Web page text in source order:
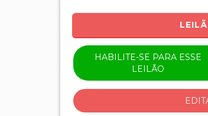
HABILITE-SE PARA ESSE
LEILÃO